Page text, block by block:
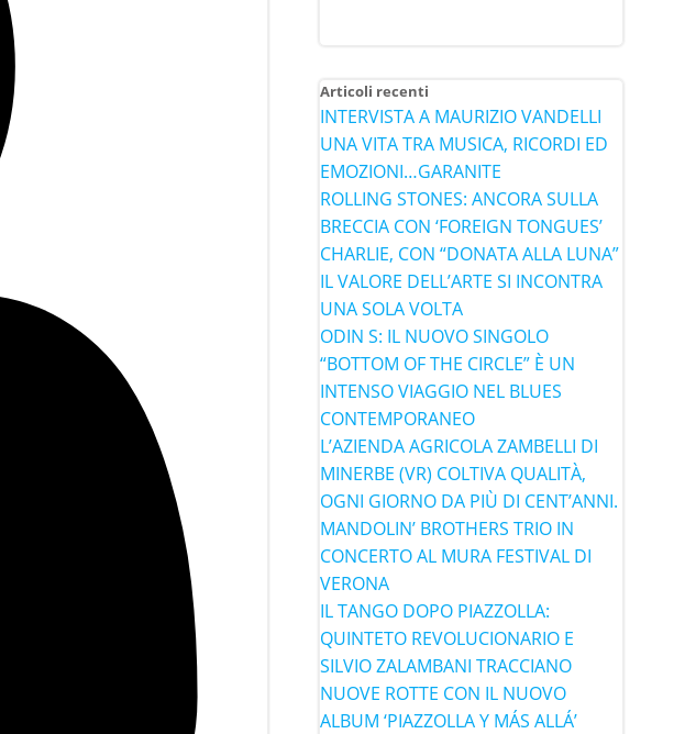
Articoli recenti
INTERVISTA A MAURIZIO VANDELLI
UNA VITA TRA MUSICA, RICORDI ED
EMOZIONI…GARANITE
ROLLING STONES: ANCORA SULLA
BRECCIA CON ‘FOREIGN TONGUES’
CHARLIE, CON “DONATA ALLA LUNA”
IL VALORE DELL’ARTE SI INCONTRA
UNA SOLA VOLTA
ODIN S: IL NUOVO SINGOLO
“BOTTOM OF THE CIRCLE” È UN
INTENSO VIAGGIO NEL BLUES
CONTEMPORANEO
L’AZIENDA AGRICOLA ZAMBELLI DI
MINERBE (VR) COLTIVA QUALITÀ,
OGNI GIORNO DA PIÙ DI CENT’ANNI.
MANDOLIN’ BROTHERS TRIO IN
CONCERTO AL MURA FESTIVAL DI
VERONA
IL TANGO DOPO PIAZZOLLA:
QUINTETO REVOLUCIONARIO E
SILVIO ZALAMBANI TRACCIANO
NUOVE ROTTE CON IL NUOVO
ALBUM ‘PIAZZOLLA Y MÁS ALLÁ’